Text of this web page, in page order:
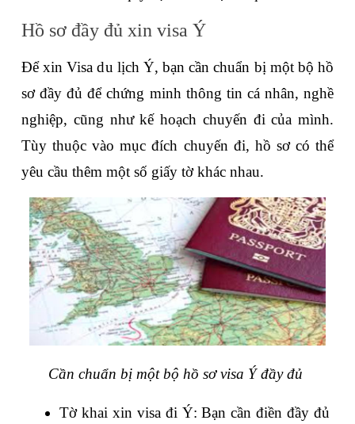
Hồ sơ đầy đủ xin visa Ý
Để xin Visa du lịch Ý, bạn cần chuẩn bị một bộ hồ
sơ đầy đủ để chứng minh thông tin cá nhân, nghề
nghiệp, cũng như kế hoạch chuyến đi của mình.
Tùy thuộc vào mục đích chuyến đi, hồ sơ có thể
yêu cầu thêm một số giấy tờ khác nhau.
Cần chuẩn bị một bộ hồ sơ visa Ý đầy đủ
Tờ khai xin visa đi Ý: Bạn cần điền đầy đủ